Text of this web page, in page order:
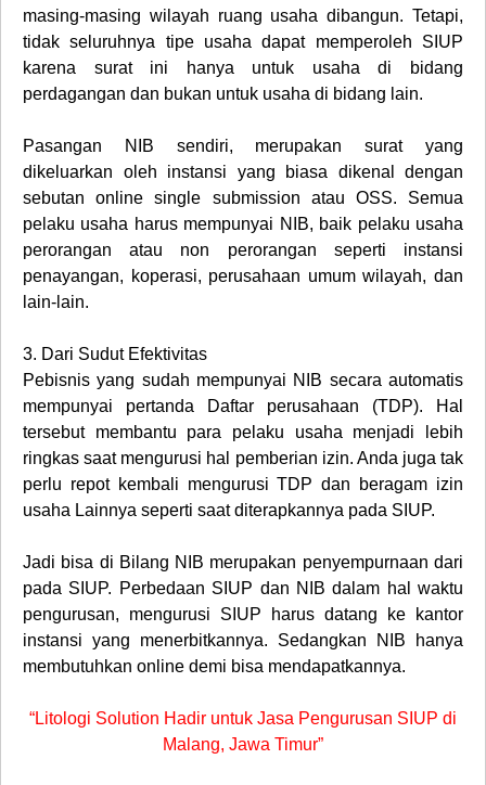
masing-masing wilayah ruang usaha dibangun. Tetapi,
tidak seluruhnya tipe usaha dapat memperoleh SIUP
karena surat ini hanya untuk usaha di bidang
perdagangan dan bukan untuk usaha di bidang lain.
Pasangan NIB sendiri, merupakan surat yang
dikeluarkan oleh instansi yang biasa dikenal dengan
sebutan online single submission atau OSS. Semua
pelaku usaha harus mempunyai NIB, baik pelaku usaha
perorangan atau non perorangan seperti instansi
penayangan, koperasi, perusahaan umum wilayah, dan
lain-lain.
3. Dari Sudut Efektivitas
Pebisnis yang sudah mempunyai NIB secara automatis
mempunyai pertanda Daftar perusahaan (TDP). Hal
tersebut membantu para pelaku usaha menjadi lebih
ringkas saat mengurusi hal pemberian izin. Anda juga tak
perlu repot kembali mengurusi TDP dan beragam izin
usaha Lainnya seperti saat diterapkannya pada SIUP.
Jadi bisa di Bilang NIB merupakan penyempurnaan dari
pada SIUP. Perbedaan SIUP dan NIB dalam hal waktu
pengurusan, mengurusi SIUP harus datang ke kantor
instansi yang menerbitkannya. Sedangkan NIB hanya
membutuhkan online demi bisa mendapatkannya.
“Litologi Solution Hadir untuk Jasa Pengurusan SIUP di
Malang, Jawa Timur”